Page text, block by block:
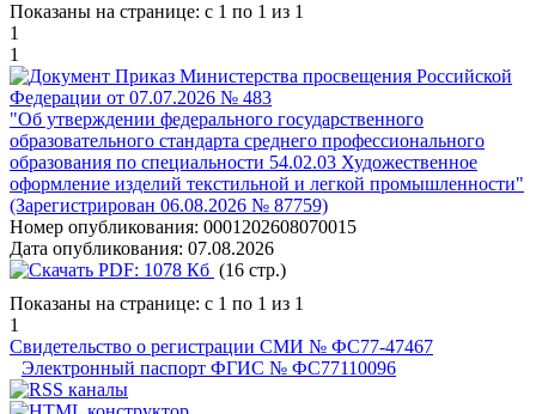
Показаны на странице: с 1 по 1 из 1
1
1
Приказ Министерства просвещения Российской
Федерации от 07.07.2026 № 483
"Об утверждении федерального государственного
образовательного стандарта среднего профессионального
образования по специальности 54.02.03 Художественное
оформление изделий текстильной и легкой промышленности"
(Зарегистрирован 06.08.2026 № 87759)
Номер опубликования: 0001202608070015
Дата опубликования: 07.08.2026
PDF: 1078 Кб (16 стр.)
Показаны на странице: с 1 по 1 из 1
1
Свидетельство о регистрации СМИ № ФС77-47467
Электронный паспорт ФГИС № ФС77110096